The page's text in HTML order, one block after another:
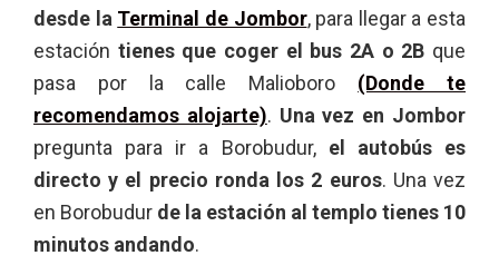
desde la Terminal de Jombor, para llegar a esta
estación tienes que coger el bus 2A o 2B que
pasa por la calle Malioboro (Donde te
recomendamos alojarte). Una vez en Jombor
pregunta para ir a Borobudur, el autobús es
directo y el precio ronda los 2 euros. Una vez
en Borobudur de la estación al templo tienes 10
minutos andando.